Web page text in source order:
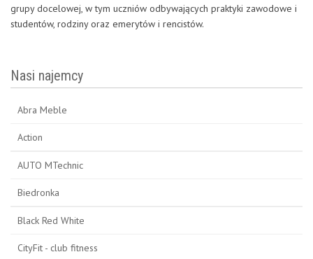
grupy docelowej, w tym uczniów odbywających praktyki zawodowe i
studentów, rodziny oraz emerytów i rencistów.
Nasi najemcy
Abra Meble
Action
AUTO MTechnic
Biedronka
Black Red White
CityFit - club fitness